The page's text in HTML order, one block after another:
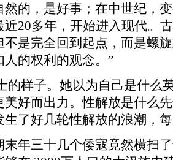
然的，是好事；在中世纪，
20多年，开始进入现代。
不是完全回到起点，而是螺
的权利的观念。”
的样子。她以为自己是什么
美好而出力。性解放是什么
生了好几轮性解放的浪潮，
年三十几个倭寇竟然横扫